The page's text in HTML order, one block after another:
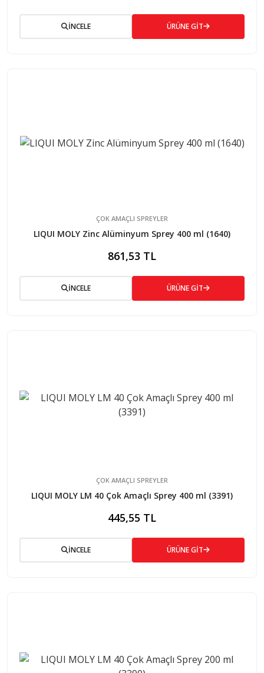
İNCELE ÜRÜNE GİT
ÇOK AMAÇLI SPREYLER
LIQUI MOLY Zinc Alüminyum Sprey 400 ml (1640)
861,53 TL
İNCELE ÜRÜNE GİT
ÇOK AMAÇLI SPREYLER
LIQUI MOLY LM 40 Çok Amaçlı Sprey 400 ml (3391)
445,55 TL
İNCELE ÜRÜNE GİT